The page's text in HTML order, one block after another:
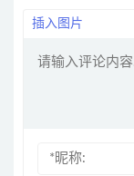
插入图片